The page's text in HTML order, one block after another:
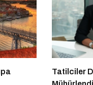
Tatilciler